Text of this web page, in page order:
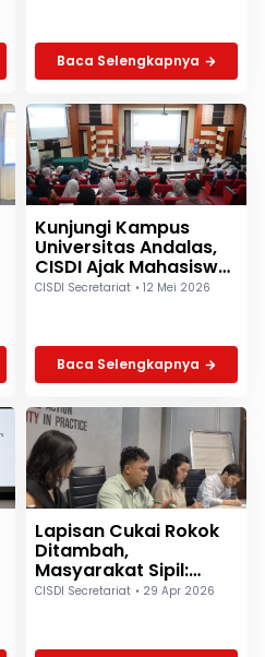
Baru
Baca Selengkapnya
Kunjungi Kampus
Universitas Andalas,
CISDI Ajak Mahasiswa
Bahas Ekosistem
CISDI Secretariat • 12 Mei 2026
Baca Selengkapnya
Lapisan Cukai Rokok
Ditambah,
Masyarakat Sipil:
Kemenkeu Akomodasi
CISDI Secretariat • 29 Apr 2026